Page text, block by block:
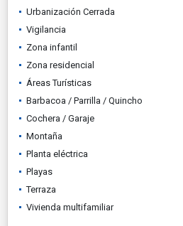
Urbanización Cerrada
Vigilancia
Zona infantil
Zona residencial
Áreas Turísticas
Barbacoa / Parrilla / Quincho
Cochera / Garaje
Montaña
Planta eléctrica
Playas
Terraza
Vivienda multifamiliar